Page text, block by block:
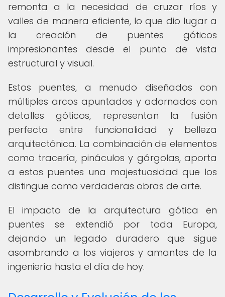
remonta a la necesidad de cruzar ríos y
valles de manera eficiente, lo que dio lugar a
la creación de puentes góticos
impresionantes desde el punto de vista
estructural y visual.
Estos puentes, a menudo diseñados con
múltiples arcos apuntados y adornados con
detalles góticos, representan la fusión
perfecta entre funcionalidad y belleza
arquitectónica. La combinación de elementos
como tracería, pináculos y gárgolas, aporta
a estos puentes una majestuosidad que los
distingue como verdaderas obras de arte.
El impacto de la arquitectura gótica en
puentes se extendió por toda Europa,
dejando un legado duradero que sigue
asombrando a los viajeros y amantes de la
ingeniería hasta el día de hoy.